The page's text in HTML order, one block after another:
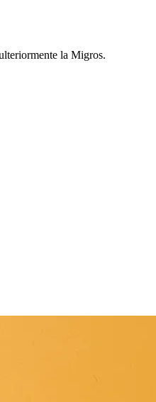
la Migros.